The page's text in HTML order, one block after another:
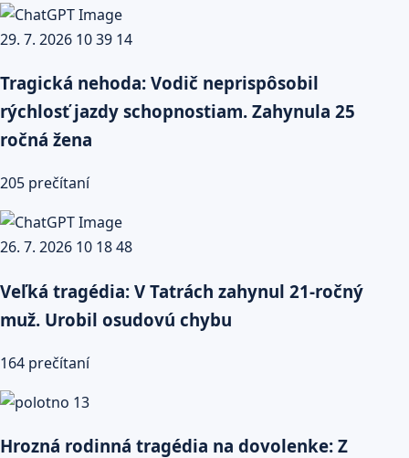
Tragická nehoda: Vodič neprispôsobil
rýchlosť jazdy schopnostiam. Zahynula 25
ročná žena
205 prečítaní
Veľká tragédia: V Tatrách zahynul 21-ročný
muž. Urobil osudovú chybu
164 prečítaní
Hrozná rodinná tragédia na dovolenke: Z